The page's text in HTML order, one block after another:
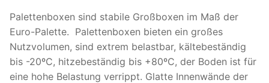
nach:
Palettenboxen sind stabile Großboxen im Maß der
Euro-Palette. Palettenboxen bieten ein großes
Nutzvolumen, sind extrem belastbar, kältebeständig
bis -20ºC, hitzebeständig bis +80ºC, der Boden ist für
eine hohe Belastung verrippt. Glatte Innenwände der